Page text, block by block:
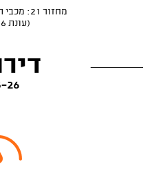
מחזור 21: מכבי ת"א נגד הפועל ת"א
(עונת 2025-26)
26